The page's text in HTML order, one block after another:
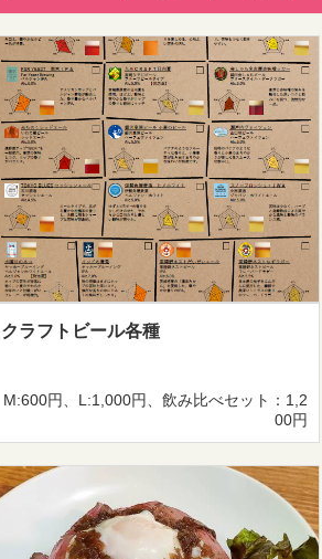
クラフトビール各種
M:600円、L:1,000円、飲み比べセット：1,2
00円